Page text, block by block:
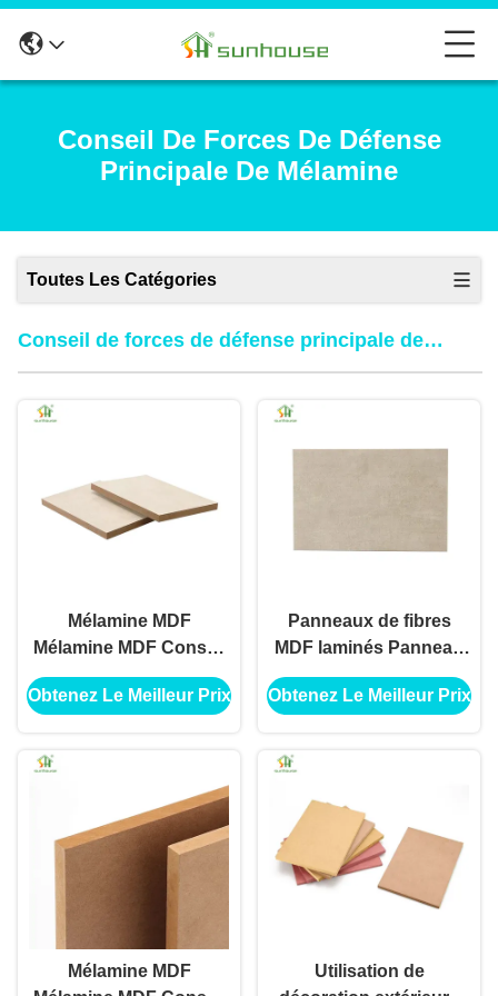
Conseil De Forces De Défense
Principale De Mélamine
Toutes Les Catégories
Conseil de forces de défense principale de
mélamine
Mélamine MDF
Mélamine MDF Conseil
Décoration extérieure
intérieure Utilisation
bâtiments Application
Obtenez Le Meilleur Prix
Panneaux de fibres
MDF laminés Panneau
MDF mélamine pour
utilisation de décoration
Obtenez Le Meilleur Prix
Mélamine MDF
Utilisation de